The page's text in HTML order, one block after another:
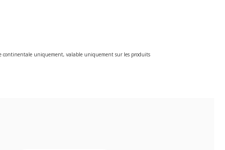
continentale uniquement, valable uniquement sur les produits